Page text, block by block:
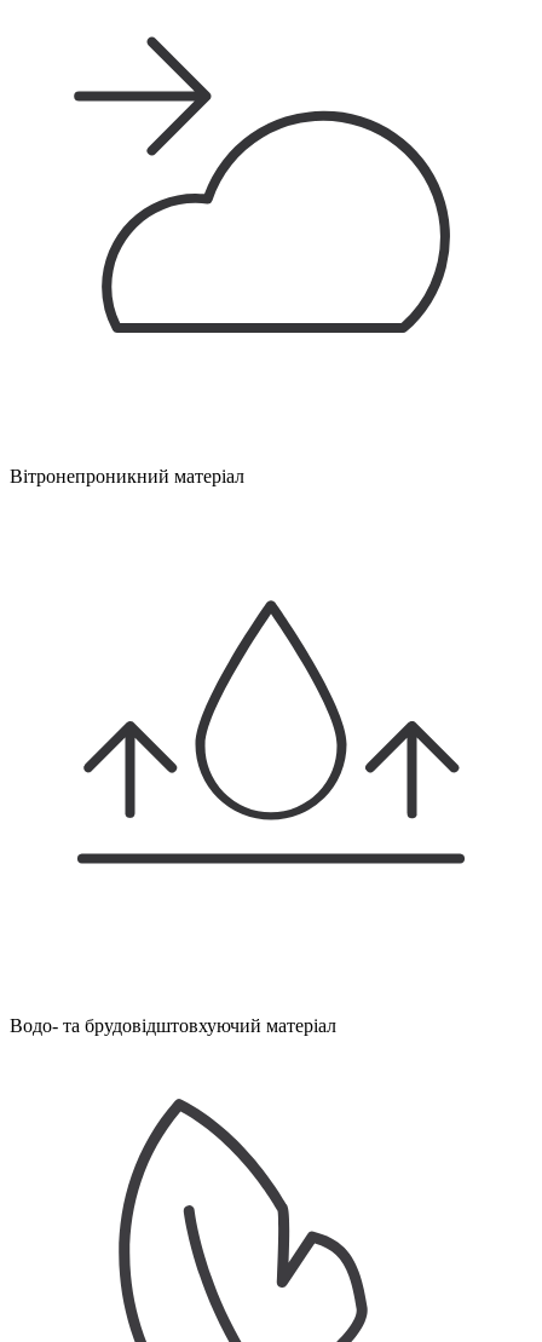
Вітронепроникний матеріал
Водо- та брудовідштовхуючий матеріал